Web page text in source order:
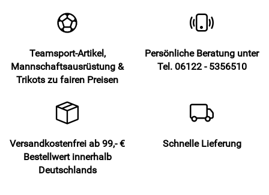
Hersteller: Patrick Teamsport, Belgien 9700 Oudenaarde
Teamsport-Artikel,
Mannschaftsausrüstung &
Trikots zu fairen Preisen
Persönliche Beratung unter
Tel. 06122 - 5356510
Versandkostenfrei ab 99,- €
Bestellwert innerhalb
Deutschlands
Schnelle Lieferung